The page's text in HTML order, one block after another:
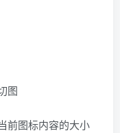
图
前图标内容的大小